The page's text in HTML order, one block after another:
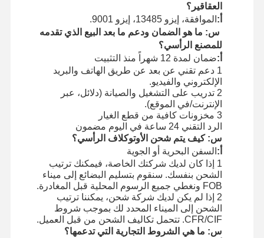
العقاقير؟
أ: الموافقة، إيزو 13485، إيزو 9001.
س: ما هو الضمان ودعم ما بعد البيع الذي تقدمه
للمصنع الرأسي؟
أ:ضمان لمدة 12 شهراً منذ التثبيت
1 دعم تقني عن بعد عن طريق الهاتف والبريد
الإلكتروني والفيديو.
2 تدريب على التشغيل والصيانة (دلائل، عبر
الإنترنت/في الموقع).
3 مخزونات كافية من قطع الغيار
الرد التقني 24 ساعة في اليوم مضمون
س: كيف يتم شحن الأوتوكلاف الرأسي؟
أ: السفن البحرية أو الجوية
1 إذا كان لديك شركتك الخاصة، فيمكنك ترتيب
الشحن بنفسك. سنقوم بتسليم البضائع إلى ميناء
FOB ونغطي جميع الرسوم المحلية قبل المغادرة.
2 إذا لم يكن لديك شركة شحن، يمكننا ترتيب
الشحن إلى الميناء المحدد لك بموجب شروط
CFR/CIF. تتحمل تكاليف الشحن من قبل العميل.
س: ما هي الشروط التجارية التي تدعمها؟